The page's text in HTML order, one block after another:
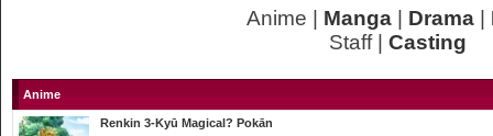
Anime | Manga| Drama|
Staff | Casting
Anime
Renkin 3-Kyū Magical? Pokān